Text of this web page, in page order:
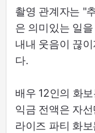
촬영 관계자는 "
은 의미있는 일
내내 웃음이 끊
다.
배우 12인의 화
익금 전액은 자
라이즈 파티 화